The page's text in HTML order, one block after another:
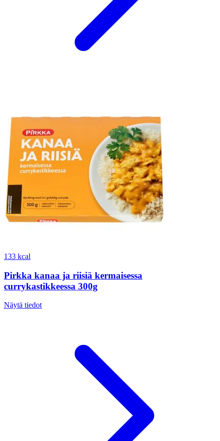
133 kcal
Pirkka kanaa ja riisiä kermaisessa
currykastikkeessa 300g
Näytä tiedot